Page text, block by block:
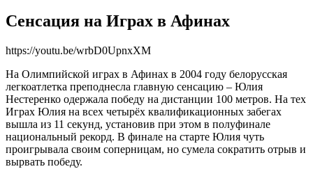
Сенсация на Играх в Афинах
https://youtu.be/wrbD0UpnxXM
На Олимпийской играх в Афинах в 2004 году белорусская
легкоатлетка преподнесла главную сенсацию – Юлия
Нестеренко одержала победу на дистанции 100 метров. На тех
Играх Юлия на всех четырёх квалификационных забегах
вышла из 11 секунд, установив при этом в полуфинале
национальный рекорд. В финале на старте Юлия чуть
проигрывала своим соперницам, но сумела сократить отрыв и
вырвать победу.